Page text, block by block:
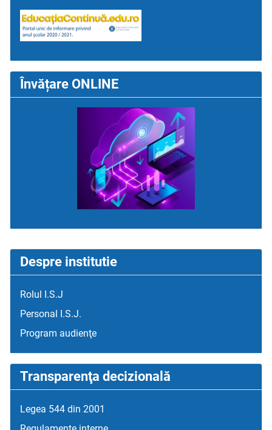
Despre institutie
Rolul I.S.J
Personal I.S.J.
Program audienţe
Transparenţa decizională
Legea 544 din 2001
Învățare ONLINE